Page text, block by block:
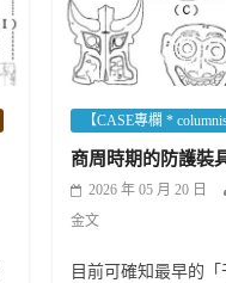
【CASE專欄 *
商周時期的防護裝
2026 年 05 月 20 日
金文
目前可確知最早的